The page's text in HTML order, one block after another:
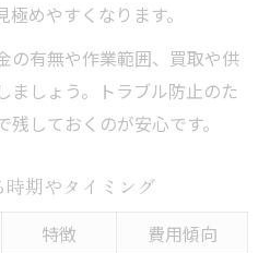
めやすくなります。
の有無や作業範囲、買取や供
ましょう。トラブル防止のた
しておくのが安心です。
期やタイミング
特徴
費用傾向